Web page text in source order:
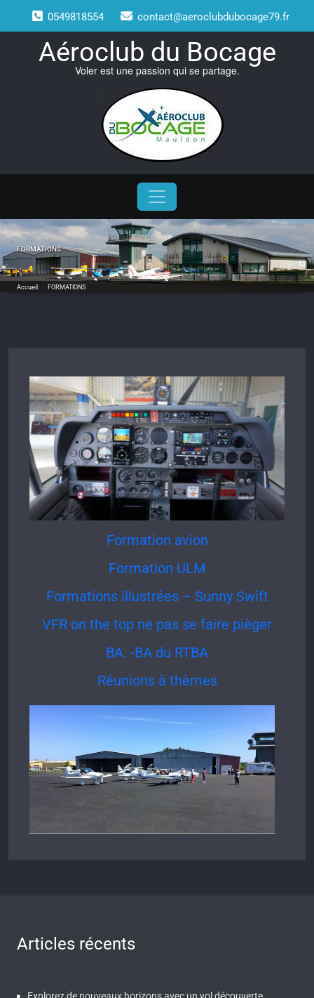
content
0549818554 contact@aeroclubdubocage79.fr
Aéroclub du Bocage
Voler est une passion qui se partage.
FORMATIONS
Accueil FORMATIONS
Formation avion
Formation ULM
Formations illustrées – Sunny Swift
VFR on the top ne pas se faire pièger
BA. -BA du RTBA
Réunions à thèmes
Articles récents
Explorez de nouveaux horizons avec un vol découverte